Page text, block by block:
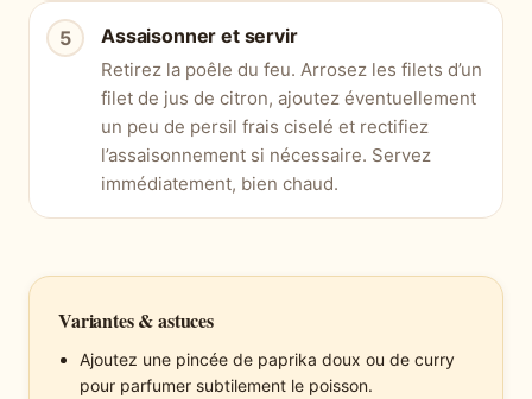
Assaisonner et servir
Retirez la poêle du feu. Arrosez les filets d’un
filet de jus de citron, ajoutez éventuellement
un peu de persil frais ciselé et rectifiez
l’assaisonnement si nécessaire. Servez
immédiatement, bien chaud.
Variantes & astuces
Ajoutez une pincée de paprika doux ou de curry
pour parfumer subtilement le poisson.